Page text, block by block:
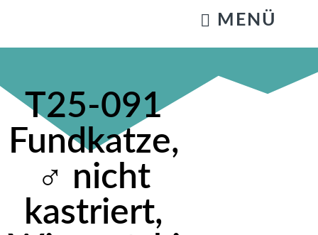
T25-091
Fundkatze,
♂ nicht
kastriert,